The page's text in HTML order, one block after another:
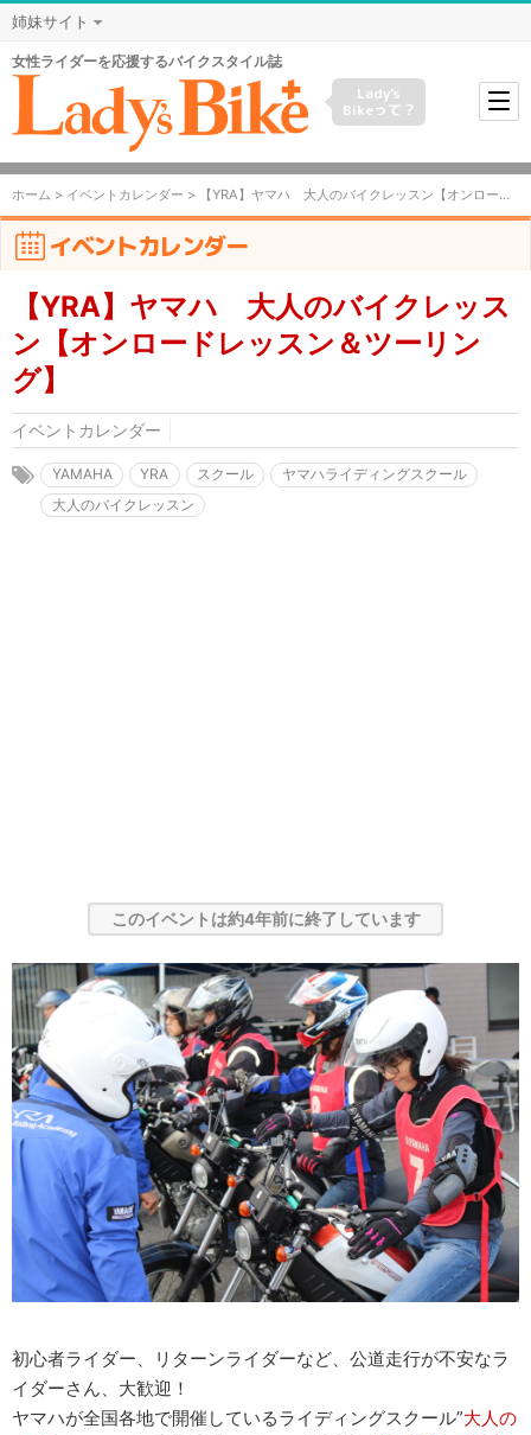
姉妹サイト
女性ライダーを応援するバイクスタイル誌
Lady's
Bikeって？
ホーム > イベントカレンダー > 【YRA】ヤマハ 大人のバイクレッスン【オンロードレッスン＆ツーリング】
イベントカレンダー
【YRA】ヤマハ 大人のバイクレッス
ン【オンロードレッスン＆ツーリン
グ】
イベントカレンダー
YAMAHA YRA スクール
ヤマハライディングスクール
大人のバイクレッスン
このイベントは約4年前に終了しています
初心者ライダー、リターンライダーなど、公道走行が不安なラ
イダーさん、大歓迎！
ヤマハが全国各地で開催しているライディングスクール”大人の